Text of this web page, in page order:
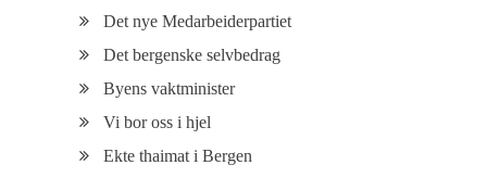
Det nye Medarbeiderpartiet
Det bergenske selvbedrag
Byens vaktminister
Vi bor oss i hjel
Ekte thaimat i Bergen